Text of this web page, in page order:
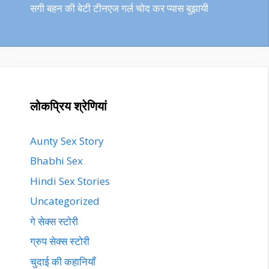
सगी बहन की बेटी टीनएज गर्ल चोद कर प्यास बुझायी
लोकप्रिय श्रेणियां
Aunty Sex Story
Bhabhi Sex
Hindi Sex Stories
Uncategorized
गे सेक्स स्टोरी
ग्रुप सेक्स स्टोरी
चुदाई की कहानियाँ